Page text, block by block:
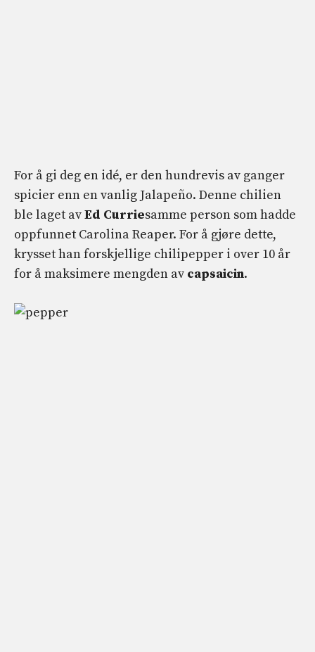
For å gi deg en idé, er den hundrevis av ganger
spicier enn en vanlig Jalapeño. Denne chilien
ble laget avEd Curriesamme person som hadde
oppfunnet Carolina Reaper. For å gjøre dette,
krysset han forskjellige chilipepper i over 10 år
for å maksimere mengden av capsaicin.